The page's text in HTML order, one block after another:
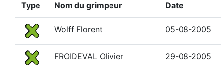
Type Nom du grimpeur Date
Wolff Florent 05-08-2005
FROIDEVAL Olivier 29-08-2005